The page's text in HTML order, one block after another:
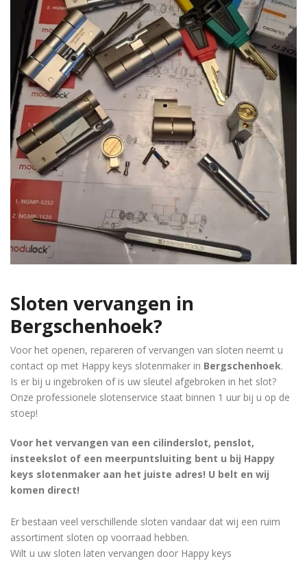
Sloten vervangen in
Bergschenhoek?
Voor het openen, repareren of vervangen van sloten neemt u
contact op met Happy keys slotenmaker in Bergschenhoek.
Is er bij u ingebroken of is uw sleutel afgebroken in het slot?
Onze professionele slotenservice staat binnen 1 uur bij u op de
stoep!
Voor het vervangen van een cilinderslot, penslot,
insteekslot of een meerpuntsluiting bent u bij Happy
keys slotenmaker aan het juiste adres! U belt en wij
komen direct!
Er bestaan ​​veel verschillende sloten vandaar dat wij een ruim
assortiment sloten op voorraad hebben.
Wilt u uw sloten laten vervangen door Happy keys